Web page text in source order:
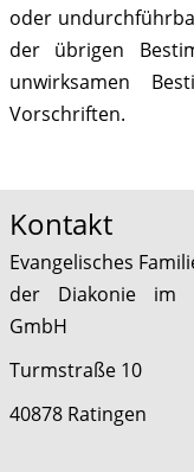
oder
der übrigen
unwirksamen
Vorschriften.
Kontakt
Evangelisches
der Diakonie im
GmbH
Turmstraße 10
40878 Ratingen